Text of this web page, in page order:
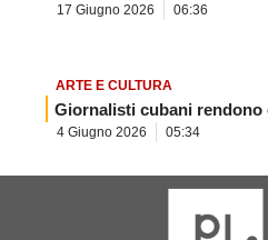
17 Giugno 2026 06:36
ARTE E CULTURA
Giornalisti cubani rendono
4 Giugno 2026 05:34